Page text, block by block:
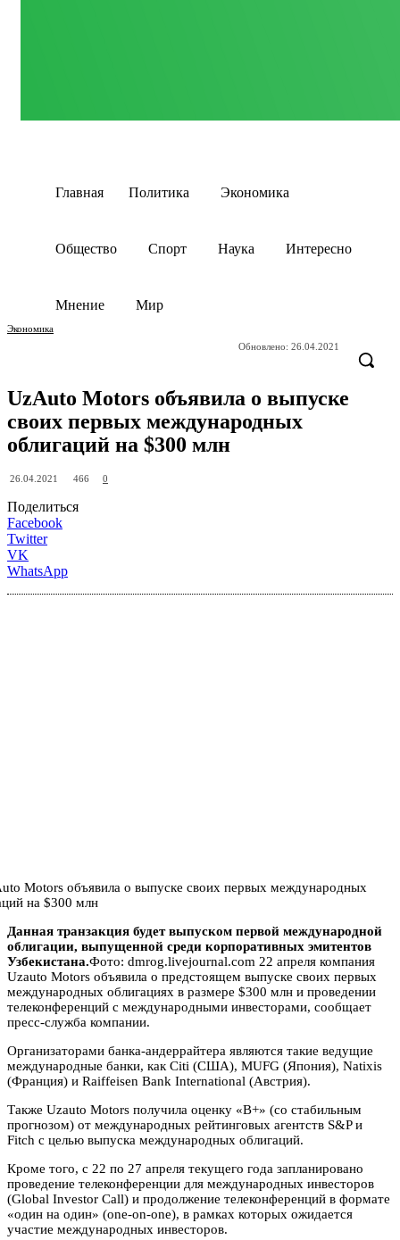
Главная Политика Экономика
Общество Спорт Наука Интересно
Мнение Мир
Экономика
Обновлено: 26.04.2021
UzAuto Motors объявила о выпуске
своих первых международных
облигаций на $300 млн
26.04.2021 466 0
Поделиться
Facebook
Twitter
VK
WhatsApp
Данная транзакция будет выпуском первой международной
облигации, выпущенной среди корпоративных эмитентов
Узбекистана.Фото: dmrog.livejournal.com 22 апреля компания
Uzauto Motors объявила о предстоящем выпуске своих первых
международных облигациях в размере $300 млн и проведении
телеконференций с международными инвесторами, сообщает
пресс-служба компании.
Организаторами банка-андеррайтера являются такие ведущие
международные банки, как Citi (США), MUFG (Япония), Natixis
(Франция) и Raiffeisen Bank International (Австрия).
Также Uzauto Motors получила оценку «B+» (со стабильным
прогнозом) от международных рейтинговых агентств S&P и
Fitch с целью выпуска международных облигаций.
Кроме того, с 22 по 27 апреля текущего года запланировано
проведение телеконференции для международных инвесторов
(Global Investor Call) и продолжение телеконференций в формате
«один на один» (one-on-one), в рамках которых ожидается
участие международных инвесторов.